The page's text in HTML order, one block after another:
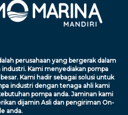
perusahaan yang bergerak dalam
Kami menyediakan pompa
Kami hadir sebagai solusi untuk
industri dengan tenaga ahli kami
pompa anda. Jaminan kami
dijamin Asli dan pengiriman On-
anda.